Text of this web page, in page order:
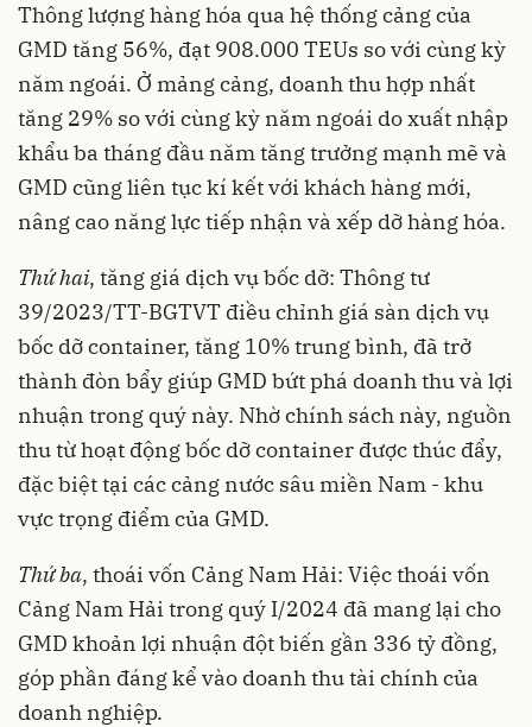
Thông lượng hàng hóa qua hệ thống cảng của
GMD tăng 56%, đạt 908.000 TEUs so với cùng kỳ
năm ngoái. Ở mảng cảng, doanh thu hợp nhất
tăng 29% so với cùng kỳ năm ngoái do xuất nhập
khẩu ba tháng đầu năm tăng trưởng mạnh mẽ và
GMD cũng liên tục kí kết với khách hàng mới,
nâng cao năng lực tiếp nhận và xếp dỡ hàng hóa.
Thứ hai, tăng giá dịch vụ bốc dỡ: Thông tư
39/2023/TT-BGTVT điều chỉnh giá sàn dịch vụ
bốc dỡ container, tăng 10% trung bình, đã trở
thành đòn bẩy giúp GMD bứt phá doanh thu và lợi
nhuận trong quý này. Nhờ chính sách này, nguồn
thu từ hoạt động bốc dỡ container được thúc đẩy,
đặc biệt tại các cảng nước sâu miền Nam - khu
vực trọng điểm của GMD.
Thứ ba, thoái vốn Cảng Nam Hải: Việc thoái vốn
Cảng Nam Hải trong quý I/2024 đã mang lại cho
GMD khoản lợi nhuận đột biến gần 336 tỷ đồng,
góp phần đáng kể vào doanh thu tài chính của
doanh nghiệp.